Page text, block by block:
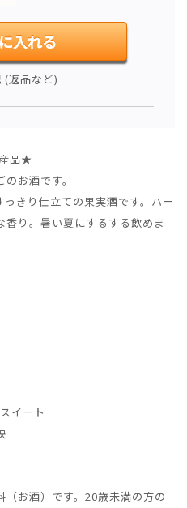
(返品など)
品★
お酒です。
きり仕立ての果実酒です。ハー
り。暑い夏にするする飲めま
イート
お酒）です。20歳未満の方の